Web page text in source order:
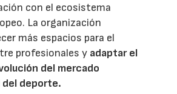
con el ecosistema
La organización
más espacios para el
profesionales y adaptar el
del mercado
deporte.